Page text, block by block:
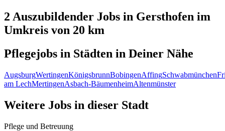
2 Auszubildender Jobs in Gersthofen im
Umkreis von 20 km
Pflegejobs in Städten in Deiner Nähe
AugsburgWertingenKönigsbrunnBobingenAffingSchwabmünchen
am LechMertingenAsbach-BäumenheimAltenmünster
Weitere Jobs in dieser Stadt
Pflege und Betreuung